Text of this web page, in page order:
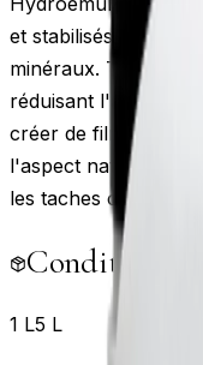
et stabilisés à haute
minéraux.
réduisant
créer de film en
l'aspect naturel du
les taches courantes
1 L5 L